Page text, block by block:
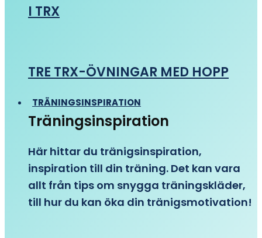
I TRX
TRE TRX-ÖVNINGAR MED HOPP
TRÄNINGSINSPIRATION
Träningsinspiration
Här hittar du tränigsinspiration,
inspiration till din träning. Det kan vara
allt från tips om snygga träningskläder,
till hur du kan öka din tränigsmotivation!